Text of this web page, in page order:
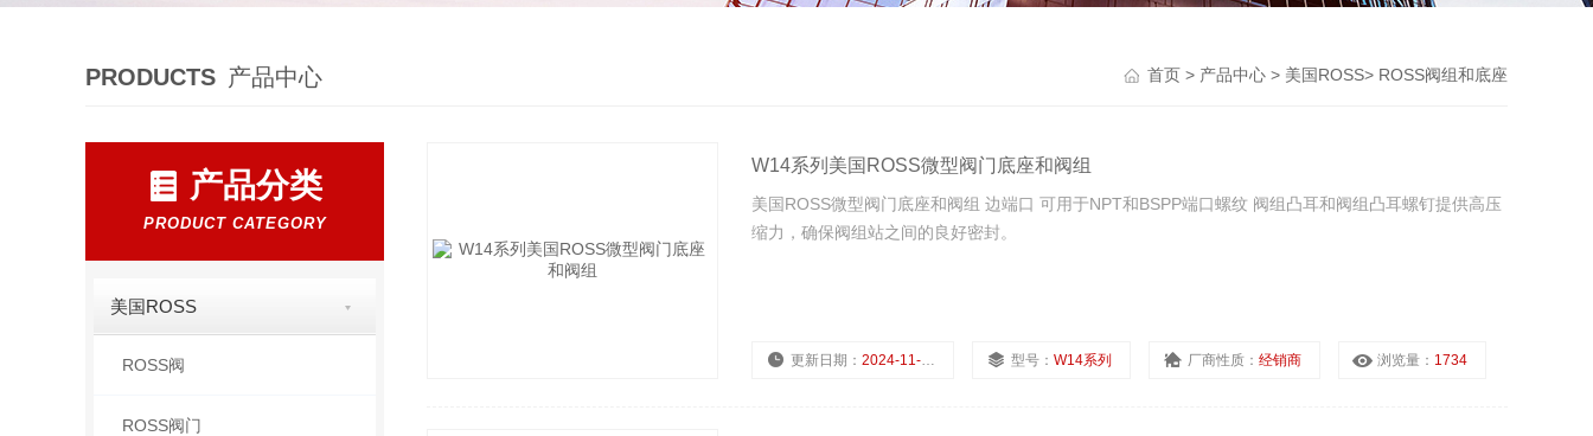
PRODUCTS 产品中心 首页 > 产品中心 > 美国ROSS> ROSS阀组和底座
产品分类
PRODUCT CATEGORY
美国ROSS
ROSS阀
ROSS阀门
W14系列美国ROSS微型阀门底座和阀组
美国ROSS微型阀门底座和阀组 边端口 可用于NPT和BSPP端口螺纹 阀组凸耳和阀组凸耳螺钉提供高压
缩力，确保阀组站之间的良好密封。
更新日期： 2024-11-22 型号： W14系列 厂商性质： 经销商 浏览量： 1734